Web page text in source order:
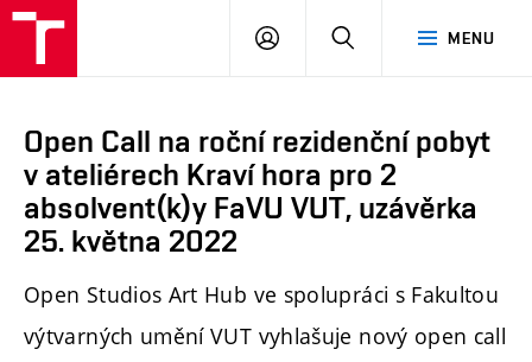
MENU
PŘIHLÁSIT
Open Call na roční rezidenční pobyt
v ateliérech Kraví hora pro 2
absolvent(k)y FaVU VUT, uzávěrka
25. května 2022
Open Studios Art Hub ve spolupráci s Fakultou
výtvarných umění VUT vyhlašuje nový open call